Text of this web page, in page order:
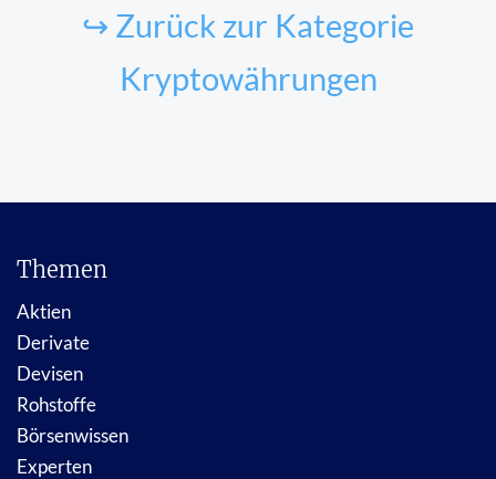
↪ Zurück zur Kategorie
Kryptowährungen
Themen
Aktien
Derivate
Devisen
Rohstoffe
Börsenwissen
Experten